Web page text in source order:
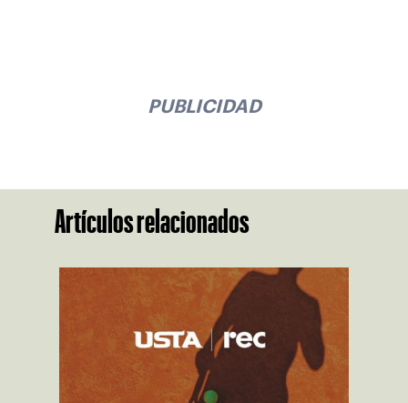
PUBLICIDAD
Artículos relacionados